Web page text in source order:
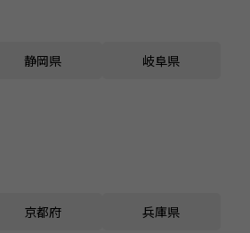
静岡県 岐阜県
京都府 兵庫県